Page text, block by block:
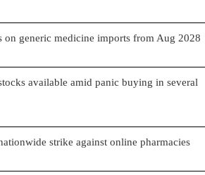
on generic medicine imports from Aug 2028
available amid panic buying in several
strike against online pharmacies